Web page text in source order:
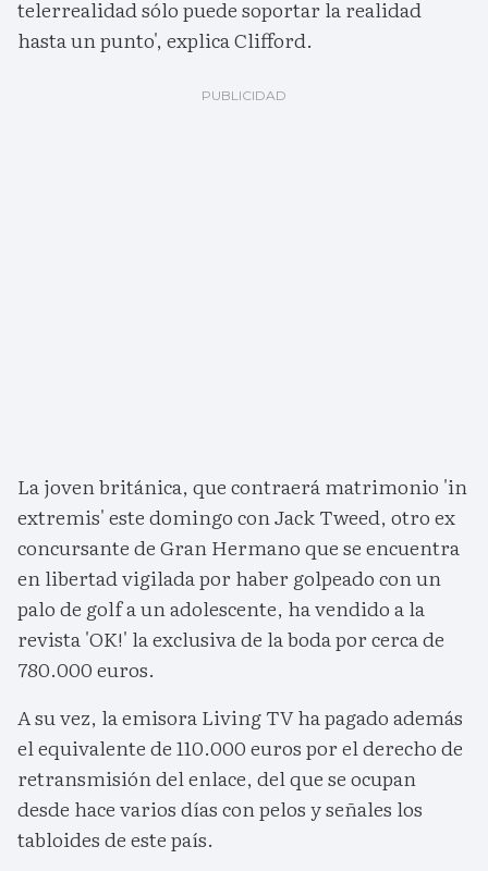
telerrealidad sólo puede soportar la realidad
hasta un punto', explica Clifford.
La joven británica, que contraerá matrimonio 'in
extremis' este domingo con Jack Tweed, otro ex
concursante de Gran Hermano que se encuentra
en libertad vigilada por haber golpeado con un
palo de golf a un adolescente, ha vendido a la
revista 'OK!' la exclusiva de la boda por cerca de
780.000 euros.
A su vez, la emisora Living TV ha pagado además
el equivalente de 110.000 euros por el derecho de
retransmisión del enlace, del que se ocupan
desde hace varios días con pelos y señales los
tabloides de este país.